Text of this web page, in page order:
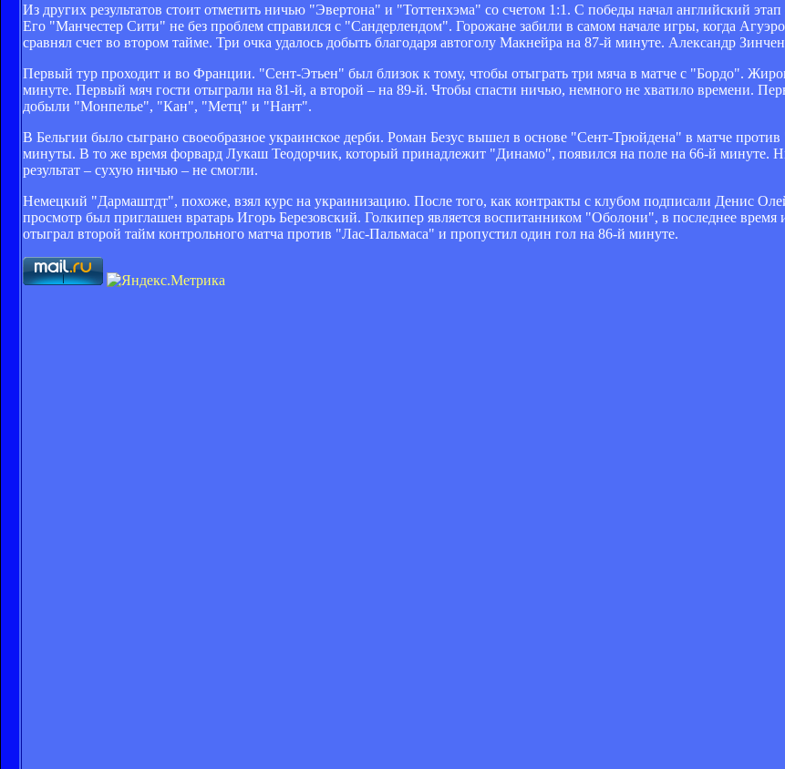
Из других результатов стоит отметить ничью "Эвертона" и "Тоттенхэма" со счетом 1:1. С победы начал английский
Его "Манчестер Сити" не без проблем справился с "Сандерлендом". Горожане забили в самом начале игры, когда
сравнял счет во втором тайме. Три очка удалось добыть благодаря автоголу Макнейра на 87-й минуте. Александр
Первый тур проходит и во Франции. "Сент-Этьен" был близок к тому, чтобы отыграть три мяча в матче с "Бордо".
минуте. Первый мяч гости отыграли на 81-й, а второй – на 89-й. Чтобы спасти ничью, немного не хватило времени.
добыли "Монпелье", "Кан", "Метц" и "Нант".
В Бельгии было сыграно своеобразное украинское дерби. Роман Безус вышел в основе "Сент-Трюйдена" в матче
минуты. В то же время форвард Лукаш Теодорчик, который принадлежит "Динамо", появился на поле на 66-й минуте.
результат – сухую ничью – не смогли.
Немецкий "Дармаштдт", похоже, взял курс на украинизацию. После того, как контракты с клубом подписали Денис
просмотр был приглашен вратарь Игорь Березовский. Голкипер является воспитанником "Оболони", в последнее время
отыграл второй тайм контрольного матча против "Лас-Пальмаса" и пропустил один гол на 86-й минуте.